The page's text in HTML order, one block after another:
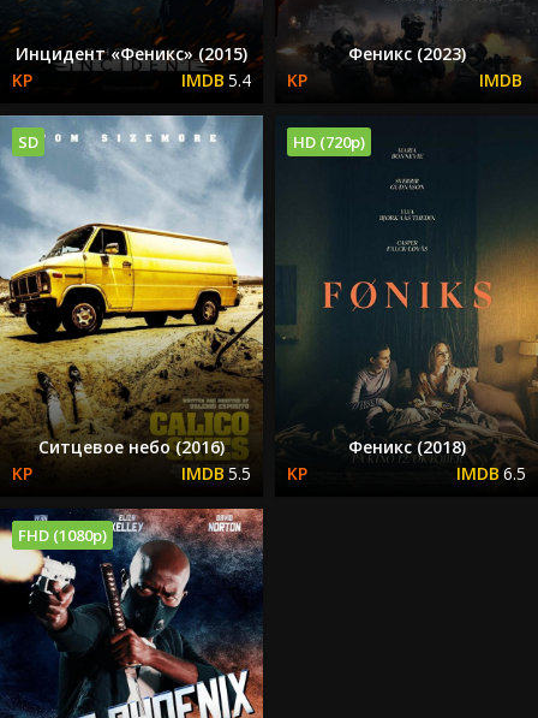
Инцидент «Феникс» (2015)
5.4
Феникс (2023)
SD
Ситцевое небо (2016)
5.5
HD (720p)
Феникс (2018)
6.5
FHD (1080p)